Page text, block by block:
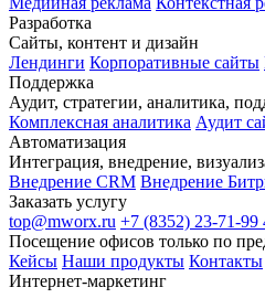
Разработка
Сайты, контент и дизайн
Лендинги Корпоративные сайты
Поддержка
Аудит, стратегии, аналитика,
Комплексная аналитика Аудит
Автоматизация
Интеграция, внедрение,
Внедрение CRM Внедрение
Заказать услугу
top@mworx.ru +7 (8352) 23-71-99
Посещение офисов только по
Кейсы Наши продукты Контакты
Интернет-маркетинг